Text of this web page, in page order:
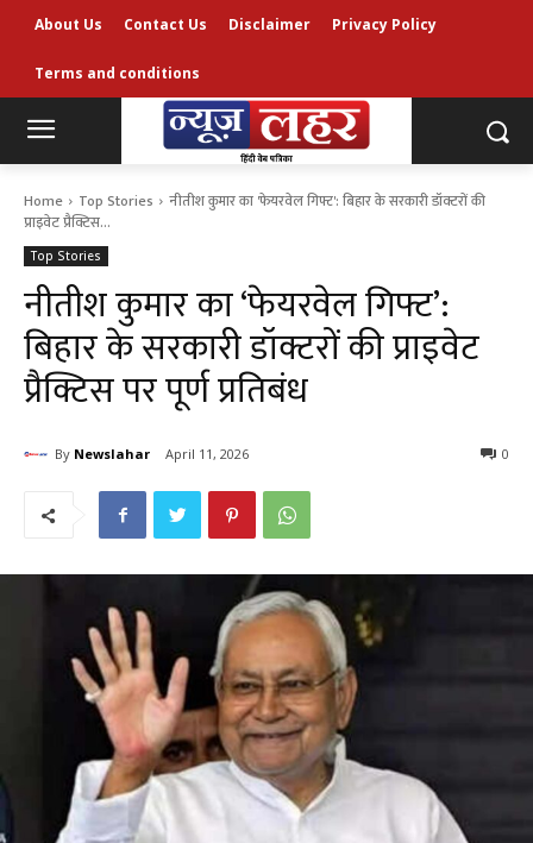
About Us Contact Us Disclaimer Privacy Policy
Terms and conditions
Home Top Stories
नीतीश कुमार का 'फेयरवेल गिफ्ट': बिहार के सरकारी डॉक्टरों की
प्राइवेट प्रैक्टिस...
Top Stories
नीतीश कुमार का ‘फेयरवेल गिफ्ट’:
बिहार के सरकारी डॉक्टरों की प्राइवेट
प्रैक्टिस पर पूर्ण प्रतिबंध
By Newslahar April 11, 2026 0